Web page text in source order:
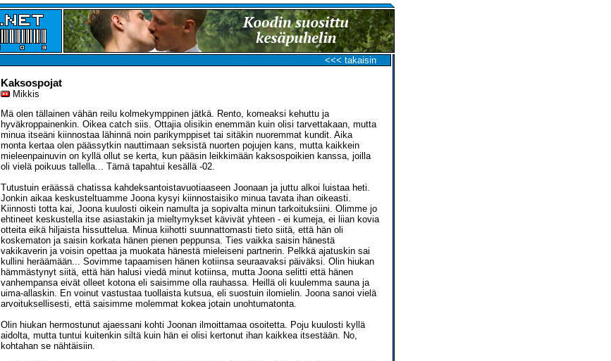
<<< takaisin
Kaksospojat
Mikkis
Mä olen tällainen vähän reilu kolmekymppinen jätkä. Rento, komeaksi kehuttu ja
hyväkroppainenkin. Oikea catch siis. Ottajia olisikin enemmän kuin olisi tarvettakaan, mutta
minua itseäni kiinnostaa lähinnä noin parikymppiset tai sitäkin nuoremmat kundit. Aika
monta kertaa olen päässytkin nauttimaan seksistä nuorten pojujen kans, mutta kaikkein
mieleenpainuvin on kyllä ollut se kerta, kun pääsin leikkimään kaksospoikien kanssa, joilla
oli vielä poikuus tallella... Tämä tapahtui kesällä -02.
Tutustuin eräässä chatissa kahdeksantoistavuotiaaseen Joonaan ja juttu alkoi luistaa heti.
Jonkin aikaa keskusteltuamme Joona kysyi kiinnostaisiko minua tavata ihan oikeasti.
Kiinnosti totta kai, Joona kuulosti oikein namulta ja sopivalta minun tarkoituksiini. Olimme jo
ehtineet keskustella itse asiastakin ja mieltymykset kävivät yhteen - ei kumeja, ei liian kovia
otteita eikä hiljaista hissuttelua. Minua kiihotti suunnattomasti tieto siitä, että hän oli
koskematon ja saisin korkata hänen pienen peppunsa. Ties vaikka saisin hänestä
vakikaverin ja voisin opettaa ja muokata hänestä mieleiseni partnerin. Pelkkä ajatuskin sai
kullini heräämään... Sovimme tapaamisen hänen kotiinsa seuraavaksi päiväksi. Olin hiukan
hämmästynyt siitä, että hän halusi viedä minut kotiinsa, mutta Joona selitti että hänen
vanhempansa eivät olleet kotona eli saisimme olla rauhassa. Heillä oli kuulemma sauna ja
uima-allaskin. En voinut vastustaa tuollaista kutsua, eli suostuin ilomielin. Joona sanoi vielä
arvoituksellisesti, että saisimme molemmat kokea jotain unohtumatonta.
Olin hiukan hermostunut ajaessani kohti Joonan ilmoittamaa osoitetta. Poju kuulosti kyllä
aidolta, mutta tuntui kuitenkin siltä kuin hän ei olisi kertonut ihan kaikkea itsestään. No,
kohtahan se nähtäisiin.